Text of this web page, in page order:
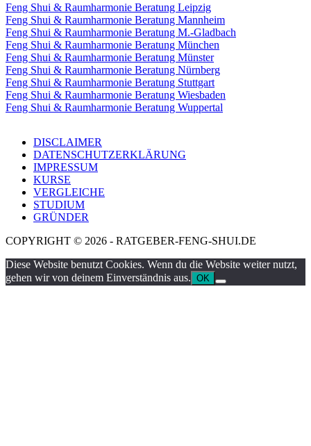
Feng Shui & Raumharmonie Beratung Leipzig
Feng Shui & Raumharmonie Beratung Mannheim
Feng Shui & Raumharmonie Beratung M.-Gladbach
Feng Shui & Raumharmonie Beratung München
Feng Shui & Raumharmonie Beratung Münster
Feng Shui & Raumharmonie Beratung Nürnberg
Feng Shui & Raumharmonie Beratung Stuttgart
Feng Shui & Raumharmonie Beratung Wiesbaden
Feng Shui & Raumharmonie Beratung Wuppertal
DISCLAIMER
DATENSCHUTZERKLÄRUNG
IMPRESSUM
KURSE
VERGLEICHE
STUDIUM
GRÜNDER
COPYRIGHT © 2026 - RATGEBER-FENG-SHUI.DE
Diese Website benutzt Cookies. Wenn du die Website weiter nutzt,
gehen wir von deinem Einverständnis aus. OK